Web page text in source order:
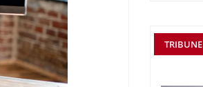
TRIBUNE